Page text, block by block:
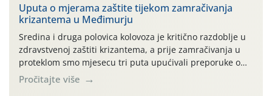
Uputa o mjerama zaštite tijekom zamračivanja
krizantema u Međimurju
Sredina i druga polovica kolovoza je kritično razdoblje u
zdravstvenoj zaštiti krizantema, a prije zamračivanja u
proteklom smo mjesecu tri puta upućivali preporuke o
preventivnim mjerama zaštite krizantema od najčešćih
uzročnika bolesti, štetnika i fito-fagnih grinja (23.7., 14.7.,
Pročitajte više